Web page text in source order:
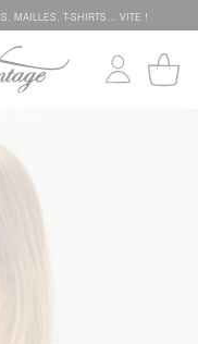
MAILLES, T-SHIRTS... VITE !